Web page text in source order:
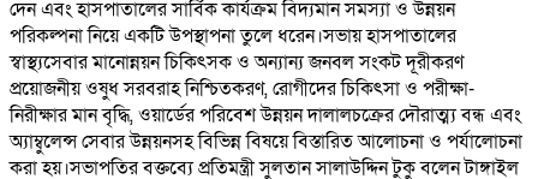
দেন এবং হাসপাতালের সার্বিক কার্যক্রম বিদ্যমান সমস্যা ও উন্নয়ন
পরিকল্পনা নিয়ে একটি উপস্থাপনা তুলে ধরেন।সভায় হাসপাতালের
স্বাস্থ্যসেবার মানোন্নয়ন চিকিৎসক ও অন্যান্য জনবল সংকট দূরীকরণ
প্রয়োজনীয় ওষুধ সরবরাহ নিশ্চিতকরণ, রোগীদের চিকিৎসা ও পরীক্ষা-
নিরীক্ষার মান বৃদ্ধি, ওয়ার্ডের পরিবেশ উন্নয়ন দালালচক্রের দৌরাত্ম্য বন্ধ এবং
অ্যাম্বুলেন্স সেবার উন্নয়নসহ বিভিন্ন বিষয়ে বিস্তারিত আলোচনা ও পর্যালোচনা
করা হয়।সভাপতির বক্তব্যে প্রতিমন্ত্রী সুলতান সালাউদ্দিন টুকু বলেন টাঙ্গাইল